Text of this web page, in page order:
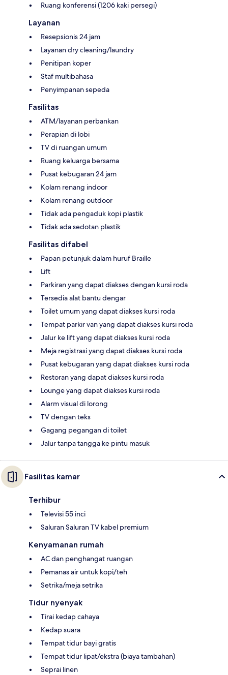
Ruang konferensi (1206 kaki persegi)
Layanan
Resepsionis 24 jam
Layanan dry cleaning/laundry
Penitipan koper
Staf multibahasa
Penyimpanan sepeda
Fasilitas
ATM/layanan perbankan
Perapian di lobi
TV di ruangan umum
Ruang keluarga bersama
Pusat kebugaran 24 jam
Kolam renang indoor
Kolam renang outdoor
Tidak ada pengaduk kopi plastik
Tidak ada sedotan plastik
Fasilitas difabel
Papan petunjuk dalam huruf Braille
Lift
Parkiran yang dapat diakses dengan kursi roda
Tersedia alat bantu dengar
Toilet umum yang dapat diakses kursi roda
Tempat parkir van yang dapat diakses kursi roda
Jalur ke lift yang dapat diakses kursi roda
Meja registrasi yang dapat diakses kursi roda
Pusat kebugaran yang dapat diakses kursi roda
Restoran yang dapat diakses kursi roda
Lounge yang dapat diakses kursi roda
Alarm visual di lorong
TV dengan teks
Gagang pegangan di toilet
Jalur tanpa tangga ke pintu masuk
Fasilitas kamar
Terhibur
Televisi 55 inci
Saluran Saluran TV kabel premium
Kenyamanan rumah
AC dan penghangat ruangan
Pemanas air untuk kopi/teh
Setrika/meja setrika
Tidur nyenyak
Tirai kedap cahaya
Kedap suara
Tempat tidur bayi gratis
Tempat tidur lipat/ekstra (biaya tambahan)
Seprai linen